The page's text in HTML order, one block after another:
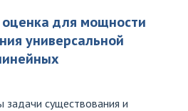
для мощности
универсальной
задачи существования и